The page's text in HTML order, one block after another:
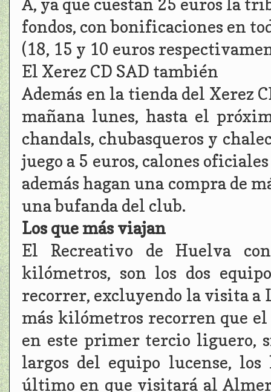
A, ya que cuestan 25 euros la
fondos, con bonificaciones en
(18, 15 y 10 euros
El Xerez CD SAD también
Además en la tienda del Xerez
mañana lunes, hasta el
chandals, chubasqueros y
juego a 5 euros, calones
además hagan una compra de
una bufanda del club.
Los que más viajan
El Recreativo de Huelva
kilómetros, son los dos
recorrer, excluyendo la visita a
más kilómetros recorren que el
en este primer tercio liguero,
largos del equipo lucense,
último en que visitará al